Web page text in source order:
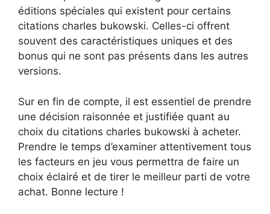
éditions spéciales qui existent pour certains
citations charles bukowski. Celles-ci offrent
souvent des caractéristiques uniques et des
bonus qui ne sont pas présents dans les autres
versions.
Sur en fin de compte, il est essentiel de prendre
une décision raisonnée et justifiée quant au
choix du citations charles bukowski à acheter.
Prendre le temps d’examiner attentivement tous
les facteurs en jeu vous permettra de faire un
choix éclairé et de tirer le meilleur parti de votre
achat. Bonne lecture !